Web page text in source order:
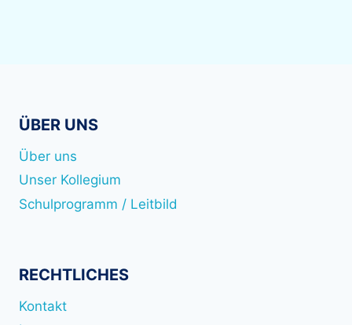
ÜBER UNS
Über uns
Unser Kollegium
Schulprogramm / Leitbild
RECHTLICHES
Kontakt